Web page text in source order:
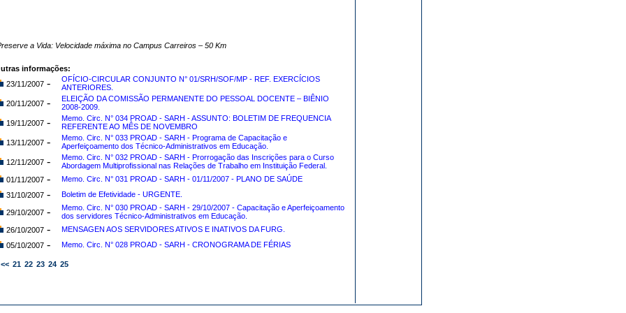
a Vida: Velocidade máxima no Campus Carreiros – 50 Km
informações:
23/11/2007-
OFÍCIO-CIRCULAR CONJUNTO N° 01/SRH/SOF/MP - REF. EXERCÍCIOS
ANTERIORES.
20/11/2007-
ELEIÇÃO DA COMISSÃO PERMANENTE DO PESSOAL DOCENTE – BIÊNIO
2008-2009.
19/11/2007-
Memo. Circ. N° 034 PROAD - SARH - ASSUNTO: BOLETIM DE FREQUENCIA
REFERENTE AO MÊS DE NOVEMBRO
13/11/2007-
Memo. Circ. N° 033 PROAD - SARH - Programa de Capacitação e
Aperfeiçoamento dos Técnico-Administrativos em Educação.
12/11/2007-
Memo. Circ. N° 032 PROAD - SARH - Prorrogação das Inscrições para o Curso
Abordagem Multiprofissional nas Relações de Trabalho em Instituição Federal.
01/11/2007-
Memo. Circ. N° 031 PROAD - SARH - 01/11/2007 - PLANO DE SAÚDE
31/10/2007- Boletim de Efetividade - URGENTE.
29/10/2007-
Memo. Circ. N° 030 PROAD - SARH - 29/10/2007 - Capacitação e Aperfeiçoamento
dos servidores Técnico-Administrativos em Educação.
26/10/2007-
MENSAGEN AOS SERVIDORES ATIVOS E INATIVOS DA FURG.
05/10/2007- Memo. Circ. N° 028 PROAD - SARH - CRONOGRAMA DE FÉRIAS
<< 21 22 23 24 25